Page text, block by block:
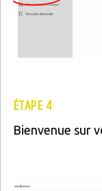
ÉTAPE 4
Bienvenue sur